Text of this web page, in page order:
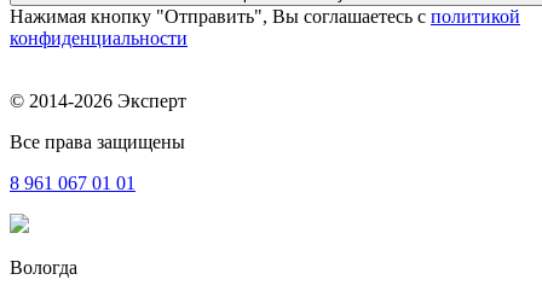
Нажимая кнопку "Отправить", Вы соглашаетесь с политикой
конфиденциальности
© 2014-2026 Эксперт
Все права защищены
8 961 067 01 01
Вологда